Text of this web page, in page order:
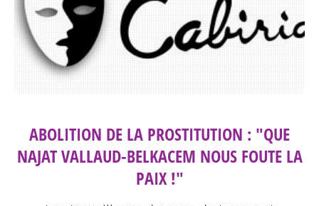
ABOLITION DE LA PROSTITUTION : "QUE
NAJAT VALLAUD-BELKACEM NOUS FOUTE LA
PAIX !"